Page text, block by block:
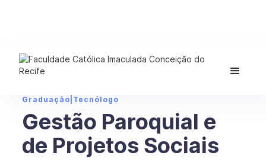
Graduação Tecnólogo
Gestão Paroquial e
de Projetos Sociais